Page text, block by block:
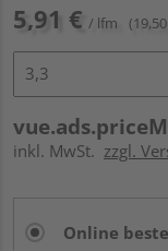
5,91 € / lfm
inkl. MwSt. zzgl.
Online